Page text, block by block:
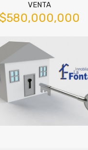
VENTA
$580,000,000